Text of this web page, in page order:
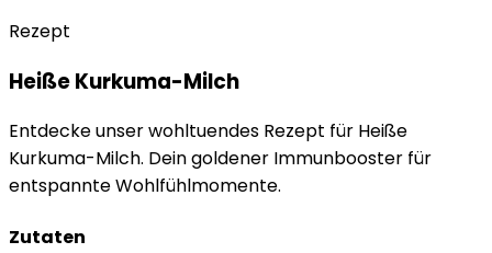
Rezept
Heiße Kurkuma-Milch
Entdecke unser wohltuendes Rezept für Heiße
Kurkuma-Milch. Dein goldener Immunbooster für
entspannte Wohlfühlmomente.
Zutaten